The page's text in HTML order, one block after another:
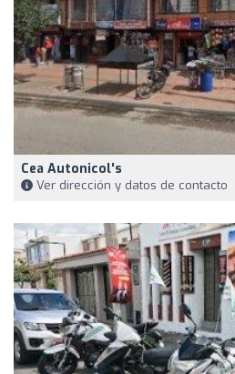
Cea Autonicol's
Ver dirección y datos de contacto